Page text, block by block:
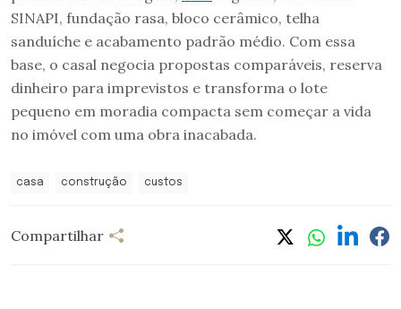
SINAPI, fundação rasa, bloco cerâmico, telha
sanduíche e acabamento padrão médio. Com essa
base, o casal negocia propostas comparáveis, reserva
dinheiro para imprevistos e transforma o lote
pequeno em moradia compacta sem começar a vida
no imóvel com uma obra inacabada.
casa construção custos
Compartilhar